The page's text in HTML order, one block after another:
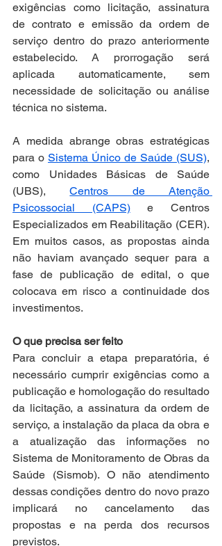
exigências como licitação, assinatura
de contrato e emissão da ordem de
serviço dentro do prazo anteriormente
estabelecido. A prorrogação será
aplicada automaticamente, sem
necessidade de solicitação ou análise
técnica no sistema.
A medida abrange obras estratégicas
para o Sistema Único de Saúde (SUS),
como Unidades Básicas de Saúde
(UBS), Centros de Atenção
Psicossocial (CAPS) e Centros
Especializados em Reabilitação (CER).
Em muitos casos, as propostas ainda
não haviam avançado sequer para a
fase de publicação de edital, o que
colocava em risco a continuidade dos
investimentos.
O que precisa ser feito
Para concluir a etapa preparatória, é
necessário cumprir exigências como a
publicação e homologação do resultado
da licitação, a assinatura da ordem de
serviço, a instalação da placa da obra e
a atualização das informações no
Sistema de Monitoramento de Obras da
Saúde (Sismob). O não atendimento
dessas condições dentro do novo prazo
implicará no cancelamento das
propostas e na perda dos recursos
previstos.